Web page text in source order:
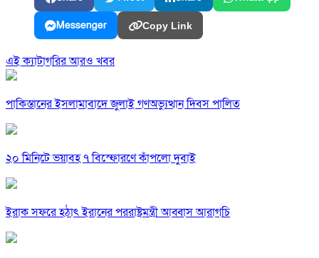
Messenger Copy Link
এই ক্যাটাগরির আরও খবর
পাকিস্তানের ইসলামাবাদে জুলাই গণঅভ্যুত্থান দিবস পালিত
২০ মিনিটে ভয়াবহ ৭ বিস্ফোরণে কাঁপলো দুবাই
ইরাক সফরে হঠাৎ ইরানের পররাষ্ট্রমন্ত্রী আব্বাস আরাগচি